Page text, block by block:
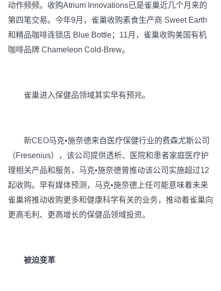
动作频频。收购Atrium Innovations已是雀巢近几个月来的
第四笔交易。今年9月，雀巢收购素食生产商 Sweet Earth
和精品咖啡连锁店 Blue Bottle；11月，雀巢收购美国有机
咖啡品牌 Chameleon Cold-Brew。
雀巢进入保健品领域其实早有预兆。
新CEO马克•施奈德来自医疗保健行业的费森尤斯公司
（Fresenius），该公司提供透析、医院和患者家庭医疗护
理相关产品和服务，马克•施奈德曾推动该公司实施超过12
起收购。早有媒体预测，马克•施奈德上任可能意味着未来
雀巢将推动收购更多和健康科学有关的业务，推动着雀巢向
更高毛利、更高增长的保健品领域投资。
被迫变革